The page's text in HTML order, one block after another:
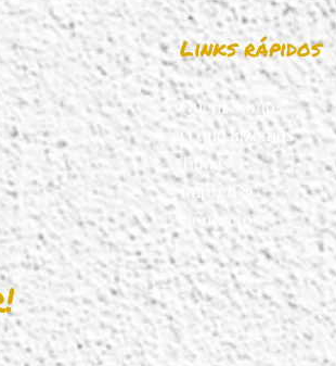
Links rápidos
Quem Somos
O que fazemos
Temas
Imprensa
Contactos